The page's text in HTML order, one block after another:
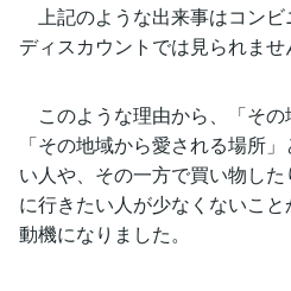
上記のような出来事はコンビ
ディスカウントでは見られませ
このような理由から、「その
「その地域から愛される場所
い人や、その一方で買い物した
に行きたい人が少なくないこ
動機になりました。